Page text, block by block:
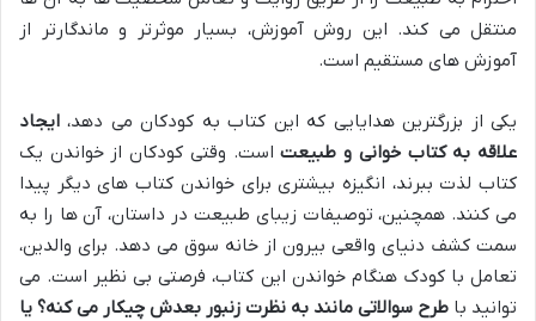
منتقل می کند. این روش آموزش، بسیار موثرتر و ماندگارتر از
آموزش های مستقیم است.
یکی از بزرگترین هدایایی که این کتاب به کودکان می دهد، ایجاد
علاقه به کتاب خوانی و طبیعتاست. وقتی کودکان از خواندن یک
کتاب لذت ببرند، انگیزه بیشتری برای خواندن کتاب های دیگر پیدا
می کنند. همچنین، توصیفات زیبای طبیعت در داستان، آن ها را به
سمت کشف دنیای واقعی بیرون از خانه سوق می دهد. برای والدین،
تعامل با کودک هنگام خواندن این کتاب، فرصتی بی نظیر است. می
توانید با طرح سوالاتی مانند به نظرت زنبور بعدش چیکار می کنه؟ یا